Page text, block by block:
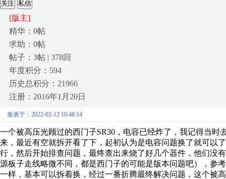
关注 私信
[版主]
精华：0帖
求助：0帖
帖子：3帖 | 378回
年度积分：594
历史总积分：21966
注册：2016年1月20日
发表于：2022-02-12 10:48:14
一个被高压光顾过的西门子SR30，电容已经炸了，我记得当
来，最近有空就拆开看了下，起初认为是电容问题换了就可以
行，然后开始排查问题，最终查出来烧了好几个器件，他们没
源板子走线略微不同，都是西门子的可能是版本问题吧），参
一样，基本可以拆着换，经过一番折腾最终解决问题，这个被